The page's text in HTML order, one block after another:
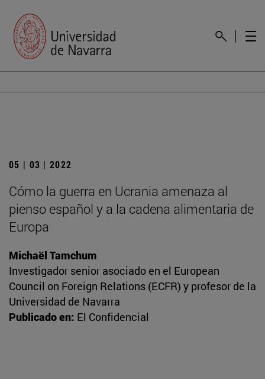
05 | 03 | 2022
Cómo la guerra en Ucrania amenaza al
pienso español y a la cadena alimentaria de
Europa
Michaël Tamchum
Investigador senior asociado en el European
Council on Foreign Relations (ECFR) y profesor de la
Universidad de Navarra
Publicado en: El Confidencial